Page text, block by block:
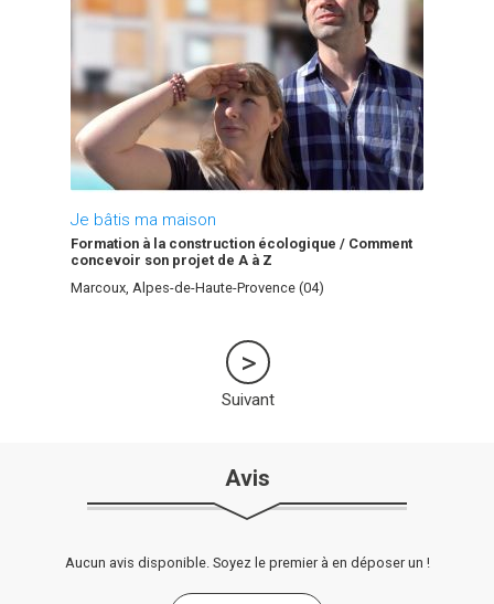
Je bâtis ma maison
Formation à la construction écologique / Comment
concevoir son projet de A à Z
Marcoux, Alpes-de-Haute-Provence (04)
Suivant
Avis
Aucun avis disponible. Soyez le premier à en déposer un !